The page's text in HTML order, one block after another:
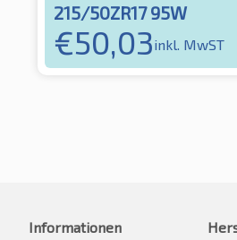
215/50ZR17 95W
€50,03inkl. MwST
Informationen